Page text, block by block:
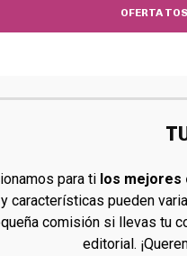
OFERTA
para ti los mejores
características pueden
comisión si llevas tu
editorial.